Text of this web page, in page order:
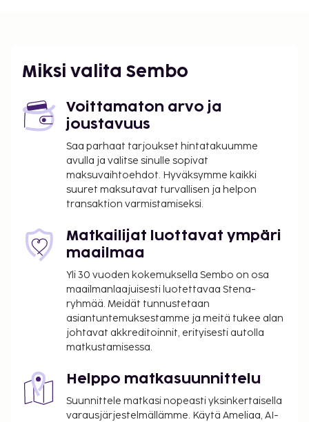
eivät voi ylittää 1000 EUR:n suuruista summaa
tässä majoituspaikassa. Saat lisätietoja asiasta
varausvahvistuksessa olevien tietojen avulla.
Miksi valita Sembo
Voittamaton arvo ja
joustavuus
Saa parhaat tarjoukset hintatakuumme
avulla ja valitse sinulle sopivat
maksuvaihtoehdot. Hyväksymme kaikki
suuret maksutavat turvallisen ja helpon
transaktion varmistamiseksi.
Matkailijat luottavat ympäri
maailmaa
Yli 30 vuoden kokemuksella Sembo on osa
maailmanlaajuisesti luotettavaa Stena-
ryhmää. Meidät tunnustetaan
asiantuntemuksestamme ja meitä tukee alan
johtavat akkreditoinnit, erityisesti autolla
matkustamisessa.
Helppo matkasuunnittelu
Suunnittele matkasi nopeasti yksinkertaisella
varausjärjestelmällämme. Käytä Ameliaa, AI-